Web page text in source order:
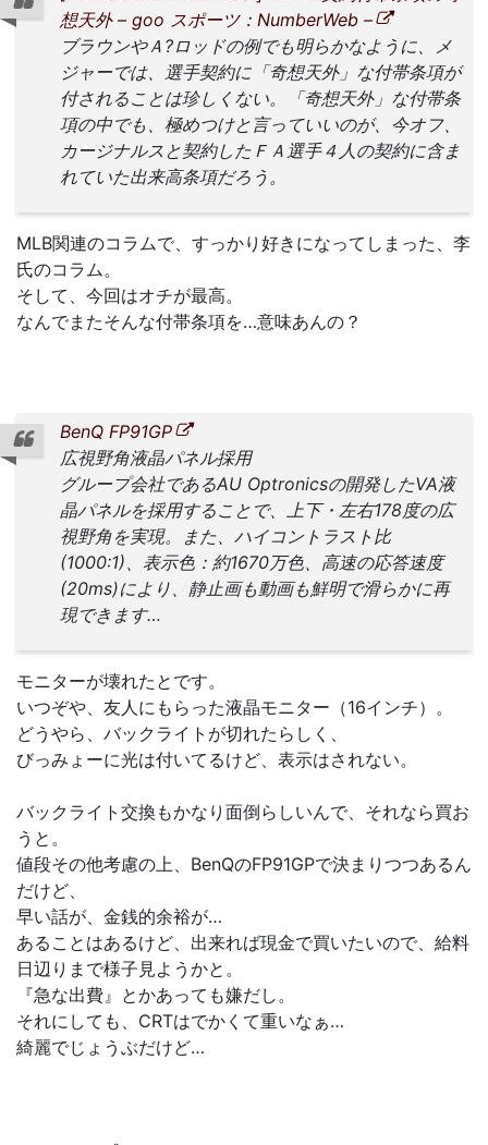
想天外 – goo スポーツ：NumberWeb –
ブラウンやＡ?ロッドの例でも明らかなように、メ
ジャーでは、選手契約に「奇想天外」な付帯条項が
付されることは珍しくない。「奇想天外」な付帯条
項の中でも、極めつけと言っていいのが、今オフ、
カージナルスと契約したＦＡ選手４人の契約に含ま
れていた出来高条項だろう。
MLB関連のコラムで、すっかり好きになってしまった、李
氏のコラム。
そして、今回はオチが最高。
なんでまたそんな付帯条項を…意味あんの？
BenQ FP91GP
広視野角液晶パネル採用
グループ会社であるAU Optronicsの開発したVA液
晶パネルを採用することで、上下・左右178度の広
視野角を実現。また、ハイコントラスト比
(1000:1)、表示色：約1670万色、高速の応答速度
(20ms)により、静止画も動画も鮮明で滑らかに再
現できます…
モニターが壊れたとです。
いつぞや、友人にもらった液晶モニター（16インチ）。
どうやら、バックライトが切れたらしく、
びっみょーに光は付いてるけど、表示はされない。
バックライト交換もかなり面倒らしいんで、それなら買お
うと。
値段その他考慮の上、BenQのFP91GPで決まりつつあるん
だけど、
早い話が、金銭的余裕が…
あることはあるけど、出来れば現金で買いたいので、給料
日辺りまで様子見ようかと。
『急な出費』とかあっても嫌だし。
それにしても、CRTはでかくて重いなぁ…
綺麗でじょうぶだけど…